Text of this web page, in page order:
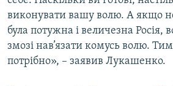
виконувати вашу волю. А якщо
була потужна і величезна Росія,
змозі нав’язати комусь волю.
потрібно», – заявив Лукашенко.